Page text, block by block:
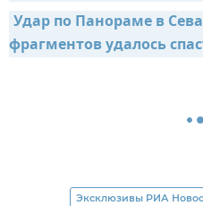
Удар по Панораме в
фрагментов удалось
Эксклюзивы РИА